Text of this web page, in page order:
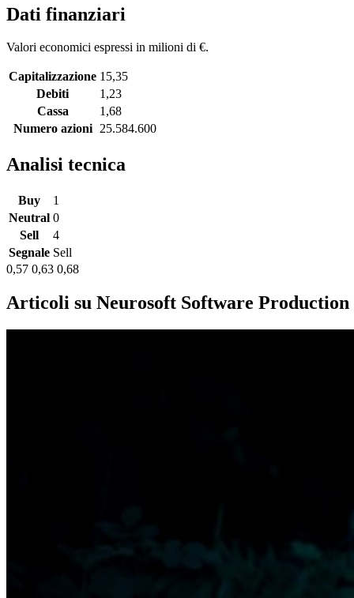
Dati finanziari
Valori economici espressi in milioni di €.
Capitalizzazione 15,35
Debiti
1,23
Cassa
1,68
Numero azioni 25.584.600
Analisi tecnica
Buy
1
Neutral 0
Sell
4
Segnale Sell
0,57 0,63 0,68
Articoli su Neurosoft Software Production